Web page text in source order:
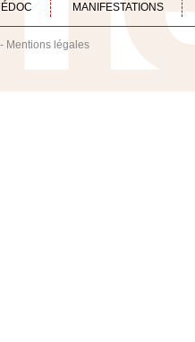
MANIFESTATIONS
Mentions légales